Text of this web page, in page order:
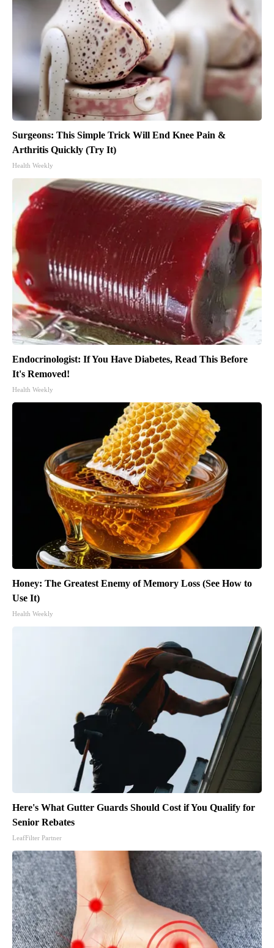
Surgeons: This Simple Trick Will End Knee Pain &
Arthritis Quickly (Try It)
Health Weekly
Endocrinologist: If You Have Diabetes, Read This Before
It's Removed!
Health Weekly
Honey: The Greatest Enemy of Memory Loss (See How to
Use It)
Health Weekly
Here's What Gutter Guards Should Cost if You Qualify for
Senior Rebates
LeafFilter Partner